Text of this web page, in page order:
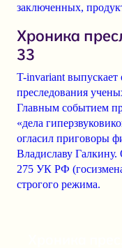
заключенных,
Хроника
33
T-invariant
преследования
Главным событием
«дела
огласил приговоры
Владиславу
275 УК РФ
строгого режима.